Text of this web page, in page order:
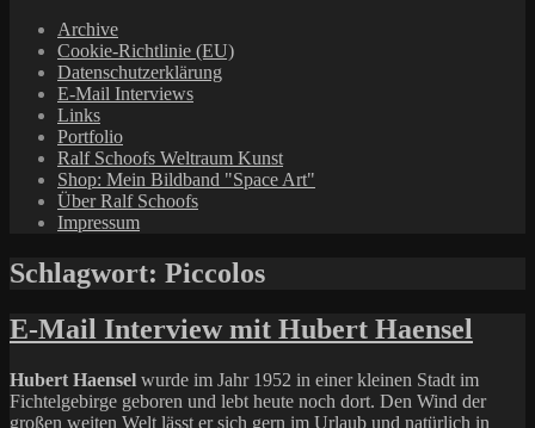
Archive
Cookie-Richtlinie (EU)
Datenschutzerklärung
E-Mail Interviews
Links
Portfolio
Ralf Schoofs Weltraum Kunst
Shop: Mein Bildband "Space Art"
Über Ralf Schoofs
Impressum
Schlagwort: Piccolos
E-Mail Interview mit Hubert Haensel
Hubert Haensel wurde im Jahr 1952 in einer kleinen Stadt im
Fichtelgebirge geboren und lebt heute noch dort. Den Wind der
großen weiten Welt lässt er sich gern im Urlaub und natürlich in